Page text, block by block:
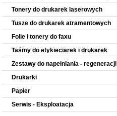
Tonery do drukarek laserowych
Tusze do drukarek atramentowych
Folie i tonery do faxu
Taśmy do etykieciarek i drukarek
Zestawy do napełniania - regeneracji
Drukarki
Papier
Serwis - Eksploatacja